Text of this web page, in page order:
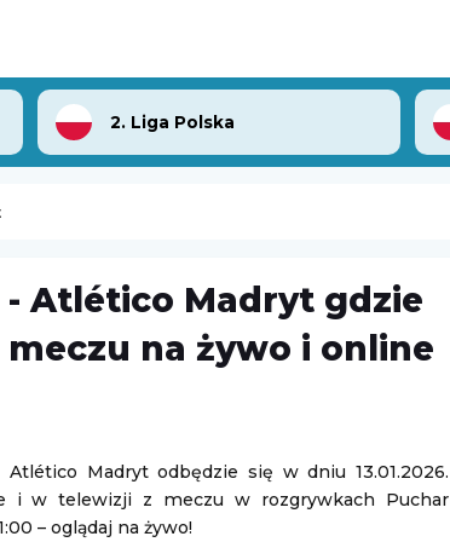
2. Liga Polska
Turku FC Vaduz
Konferencji Europy
ATP Challenger w Lexington
Lexington
Atlético Madryt gdzie
na żywo i online
Madryt odbędzie się w dniu 13.01.2026.
i w telewizji z meczu w rozgrywkach Puchar
– oglądaj na żywo!